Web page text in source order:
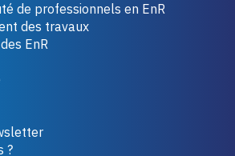
de professionnels en EnR
des travaux
EnR
?